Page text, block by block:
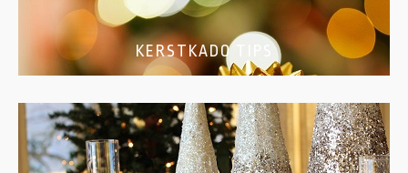
KERSTKADO TIPS